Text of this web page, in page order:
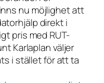
nu möjlighet att
direkt i
pris med RUT-
Karlaplan väljer
i stället för att ta